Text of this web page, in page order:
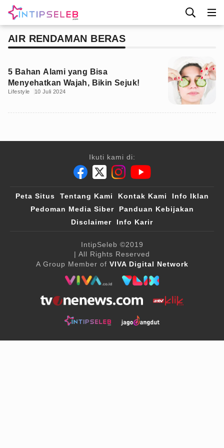
AIR RENDAMAN BERAS
5 Bahan Alami yang Bisa
Menyehatkan Wajah, Bikin Sejuk!
Lifestyle 10 Juli 2024
Ikuti kami di:
Peta Situs Tentang Kami Kontak Kami
Info Iklan
Pedoman Media Siber
Panduan Kebijakan
Disclaimer
Info Karir
IntipSeleb ©2019
| All Rights Reserved
A Group Member of VIVA Digital Network